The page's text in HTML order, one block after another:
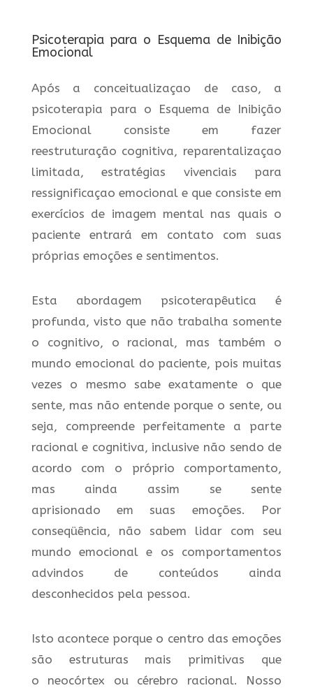
Psicoterapia para o Esquema de Inibição
Emocional
Após a conceitualizaçao de caso, a
psicoterapia para o Esquema de Inibição
Emocional consiste em fazer
reestruturação cognitiva, reparentalizaçao
limitada, estratégias vivenciais para
ressignificaçao emocional e que consiste em
exercícios de imagem mental nas quais o
paciente entrará em contato com suas
próprias emoções e sentimentos.
Esta abordagem psicoterapêutica é
profunda, visto que não trabalha somente
o cognitivo, o racional, mas também o
mundo emocional do paciente, pois muitas
vezes o mesmo sabe exatamente o que
sente, mas não entende porque o sente, ou
seja, compreende perfeitamente a parte
racional e cognitiva, inclusive não sendo de
acordo com o próprio comportamento,
mas ainda assim se sente
aprisionado em suas emoções. Por
conseqüência, não sabem lidar com seu
mundo emocional e os comportamentos
advindos de conteúdos ainda
desconhecidos pela pessoa.
Isto acontece porque o centro das emoções
são estruturas mais primitivas que
o neocórtex ou cérebro racional. Nosso